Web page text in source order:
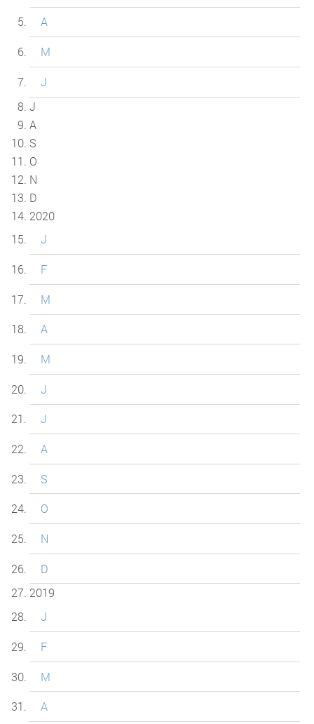
A
M
J
J
A
S
O
N
D
2020
J
F
M
A
M
J
J
A
S
O
N
D
2019
J
F
M
A